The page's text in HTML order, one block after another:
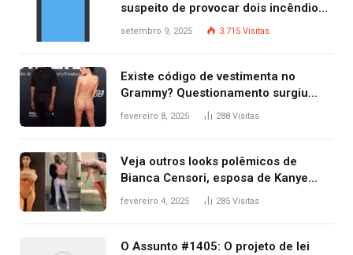
suspeito de provocar dois incêndios
criminosos no mesmo dia
setembro 9, 2025 3.715 Visitas
Existe código de vestimenta no
Grammy? Questionamento surgiu
após Bianca Censori, mulher de
fevereiro 8, 2025 288 Visitas
Veja outros looks polêmicos de
Bianca Censori, esposa de Kanye
West que apareceu nua no Grammy
fevereiro 4, 2025 285 Visitas
O Assunto #1405: O projeto de lei